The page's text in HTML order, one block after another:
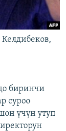
биринчи
суроо
үчүн утуп